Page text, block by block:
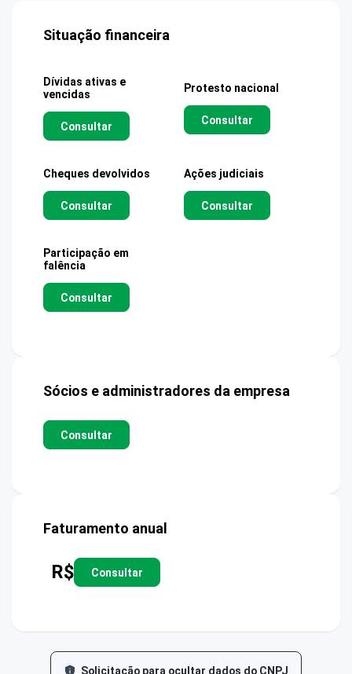
Situação financeira
Dívidas ativas e
vencidas
Consultar
Protesto nacional
Consultar
Cheques devolvidos
Consultar
Ações judiciais
Consultar
Participação em
falência
Consultar
Sócios e administradores da empresa
Consultar
Faturamento anual
R$ Consultar
Solicitação para ocultar dados do CNPJ